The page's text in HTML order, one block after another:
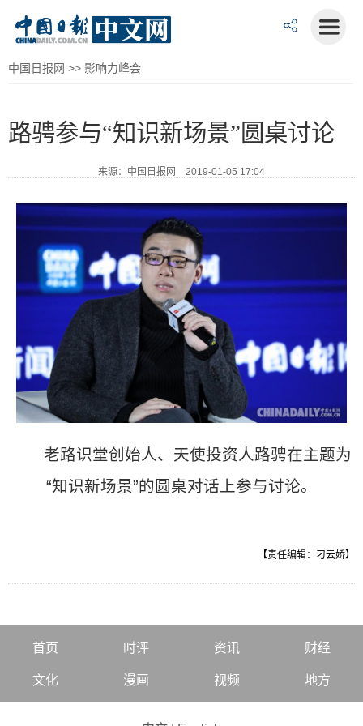
中国日报网 >> 影响力峰会
路骋参与“知识新场景”圆桌讨论
来源：中国日报网 2019-01-05 17:04
老路识堂创始人、天使投资人路骋在主题为
“知识新场景”的圆桌对话上参与讨论。
【责任编辑：刁云娇】
首页 时评 资讯 财经
文化 漫画 视频 地方